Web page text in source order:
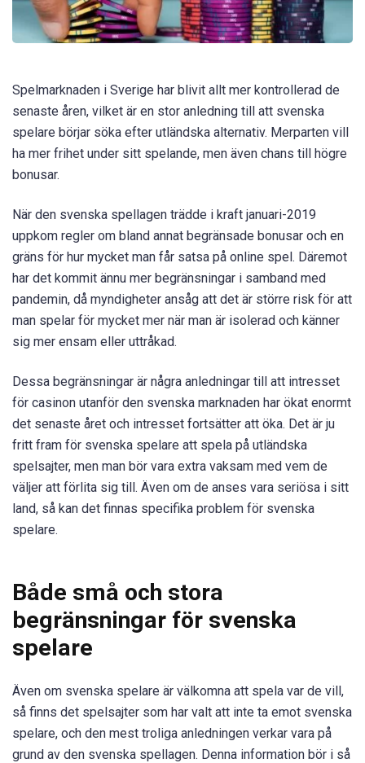
Spelmarknaden i Sverige har blivit allt mer kontrollerad de
senaste åren, vilket är en stor anledning till att svenska
spelare börjar söka efter utländska alternativ. Merparten vill
ha mer frihet under sitt spelande, men även chans till högre
bonusar.
När den svenska spellagen trädde i kraft januari-2019
uppkom regler om bland annat begränsade bonusar och en
gräns för hur mycket man får satsa på online spel. Däremot
har det kommit ännu mer begränsningar i samband med
pandemin, då myndigheter ansåg att det är större risk för att
man spelar för mycket mer när man är isolerad och känner
sig mer ensam eller uttråkad.
Dessa begränsningar är några anledningar till att intresset
för casinon utanför den svenska marknaden har ökat enormt
det senaste året och intresset fortsätter att öka. Det är ju
fritt fram för svenska spelare att spela på utländska
spelsajter, men man bör vara extra vaksam med vem de
väljer att förlita sig till. Även om de anses vara seriösa i sitt
land, så kan det finnas specifika problem för svenska
spelare.
Både små och stora
begränsningar för svenska
spelare
Även om svenska spelare är välkomna att spela var de vill,
så finns det spelsajter som har valt att inte ta emot svenska
spelare, och den mest troliga anledningen verkar vara på
grund av den svenska spellagen. Denna information bör i så